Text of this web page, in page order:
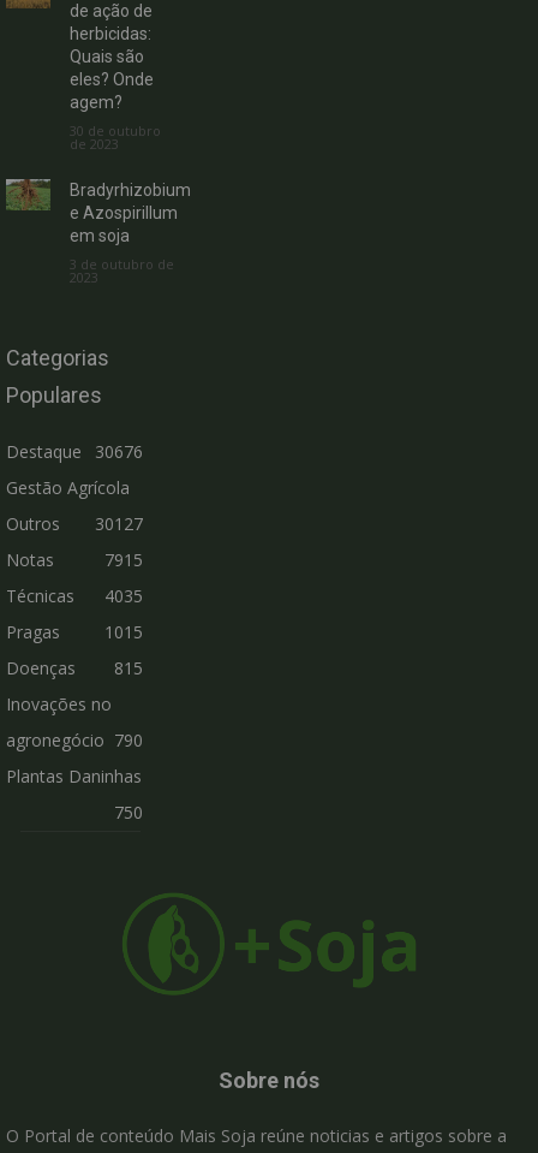
de ação de
herbicidas:
Quais são
eles? Onde
agem?
30 de outubro
de 2023
Bradyrhizobium
e Azospirillum
em soja
3 de outubro de
2023
Categorias
Populares
Destaque
30676
Gestão Agrícola
30127
Outros
7915
Notas
Técnicas
4035
Pragas
1015
Doenças
815
Inovações no
agronegócio 790
Plantas Daninhas
750
Sobre nós
O Portal de conteúdo Mais Soja reúne noticias e artigos sobre a